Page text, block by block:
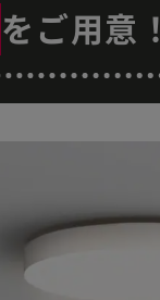
をご用意！